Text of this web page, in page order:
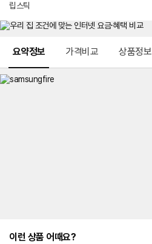
립스틱
요약정보 가격비교 상품정보
이런 상품 어때요?